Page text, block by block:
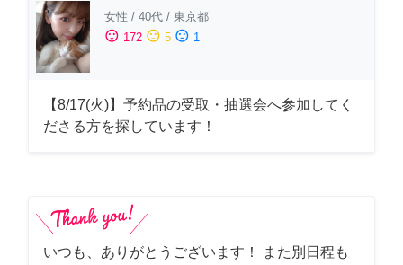
女性 / 40代 / 東京都
sentiment_satisfied 172 sentiment_neutral 5 sentiment_dissatisfied 1
【8/17(火)】予約品の受取・抽選会へ参加してく
ださる方を探しています！
いつも、ありがとうございます！ また別日程も